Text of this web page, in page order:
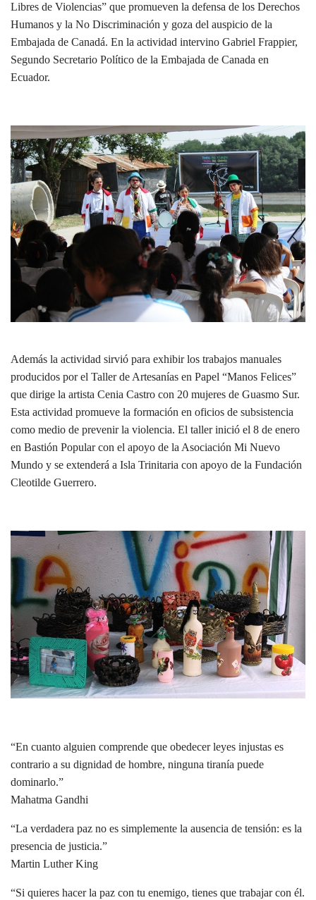
Libres de Violencias” que promueven la defensa de los Derechos
Humanos y la No Discriminación y goza del auspicio de la
Embajada de Canadá. En la actividad intervino Gabriel Frappier,
Segundo Secretario Político de la Embajada de Canada en
Ecuador.
Además la actividad sirvió para exhibir los trabajos manuales
producidos por el Taller de Artesanías en Papel “Manos Felices”
que dirige la artista Cenia Castro con 20 mujeres de Guasmo Sur.
Esta actividad promueve la formación en oficios de subsistencia
como medio de prevenir la violencia. El taller inició el 8 de enero
en Bastión Popular con el apoyo de la Asociación Mi Nuevo
Mundo y se extenderá a Isla Trinitaria con apoyo de la Fundación
Cleotilde Guerrero.
“En cuanto alguien comprende que obedecer leyes injustas es
contrario a su dignidad de hombre, ninguna tiranía puede
dominarlo.”
Mahatma Gandhi
“La verdadera paz no es simplemente la ausencia de tensión: es la
presencia de justicia.”
Martin Luther King
“Si quieres hacer la paz con tu enemigo, tienes que trabajar con él.